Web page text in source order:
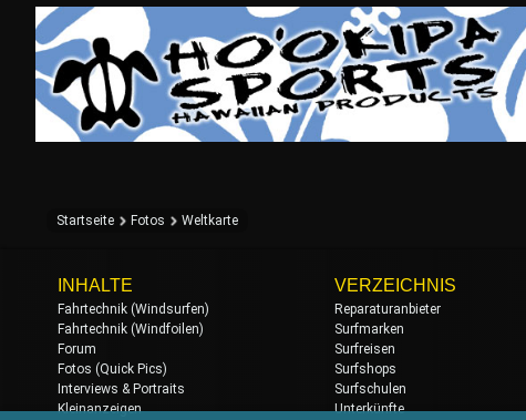
Startseite Fotos Weltkarte
INHALTE
Fahrtechnik (Windsurfen)
Fahrtechnik (Windfoilen)
Forum
Fotos (Quick Pics)
Interviews & Portraits
Kleinanzeigen
VERZEICHNIS
Reparaturanbieter
Surfmarken
Surfreisen
Surfshops
Surfschulen
Unterkünfte